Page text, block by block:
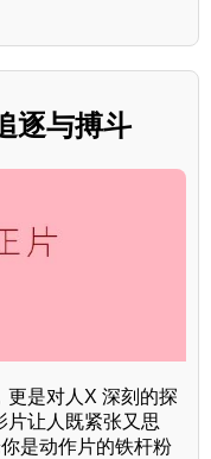
逐与搏斗
更是对人X 深刻的探
片让人既紧张又思
是动作片的铁杆粉